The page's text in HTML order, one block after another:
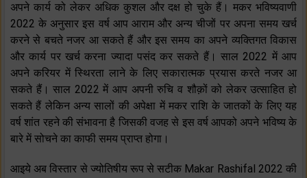
अपने कार्य को लेकर अधिक कुशल और दक्ष हो चुके हैं। मकर भविष्यवाणी
2022 के अनुसार इस वर्ष आप आराम और अन्य चीजों पर अपना समय खर्च
करने से बचते नजर आ सकते हैं और इस समय का अपने व्यक्तिगत विकास
और कार्य पर खर्च करना ज्यादा पसंद कर सकते हैं। साल 2022 में आप
अपने करियर में स्थिरता लाने के लिए सकारात्मक प्रयास करते नजर आ
सकते हैं। साल 2022 में आप अपनी रुचि व शौक़ों को लेकर उत्साहित हो
सकते हैं लेकिन अन्य सालों की अपेक्षा में मकर राशि के जातकों के लिए यह
वर्ष शांत रहने की संभावना है जिसकी वजह से इस वर्ष आपको अपने भविष्य के
बारे में सोचने का काफी समय प्राप्त होगा।
आइये अब विस्तार से ज्योतिषीय रूप से सटीक Makar Rashifal 2022 की